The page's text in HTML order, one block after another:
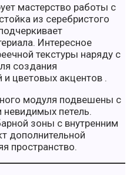
мастерство работы с
из серебристого
Интересное
текстуры наряду с
создания
и цветовых акцентов .
модуля подвешены с
невидимых петель.
зоны с внутренним
дополнительной
пространство.